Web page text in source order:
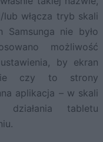
włącza tryb skali
nie było
możliwość
by ekran
czy to strony
aplikacja – w skali
tabletu